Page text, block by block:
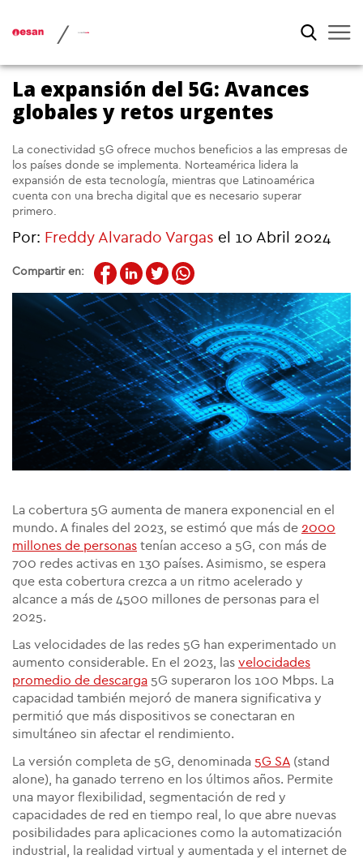
/
La expansión del 5G: Avances
globales y retos urgentes
La conectividad 5G ofrece muchos beneficios a las empresas de
los países donde se implementa. Norteamérica lidera la
expansión de esta tecnología, mientras que Latinoamérica
cuenta con una brecha digital que es necesario superar
primero.
Por: Freddy Alvarado Vargas el 10 Abril 2024
Compartir en:
La cobertura 5G aumenta de manera exponencial en el
mundo. A finales del 2023, se estimó que más de 2000
millones de personas tenían acceso a 5G, con más de
700 redes activas en 130 países. Asimismo, se espera
que esta cobertura crezca a un ritmo acelerado y
alcance a más de 4500 millones de personas para el
2025.
Las velocidades de las redes 5G han experimentado un
aumento considerable. En el 2023, las velocidades
promedio de descarga 5G superaron los 100 Mbps. La
capacidad también mejoró de manera significativa y
permitió que más dispositivos se conectaran en
simultáneo sin afectar el rendimiento.
La versión completa de 5G, denominada 5G SA (stand
alone), ha ganado terreno en los últimos años. Permite
una mayor flexibilidad, segmentación de red y
capacidades de red en tiempo real, lo que abre nuevas
posibilidades para aplicaciones como la automatización
industrial, la realidad virtual y aumentada y el internet de